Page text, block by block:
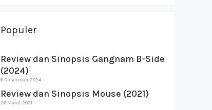
Populer
Review dan Sinopsis Gangnam B-Side
(2024)
6 Desember 2024
Review dan Sinopsis Mouse (2021)
26 Maret 2021